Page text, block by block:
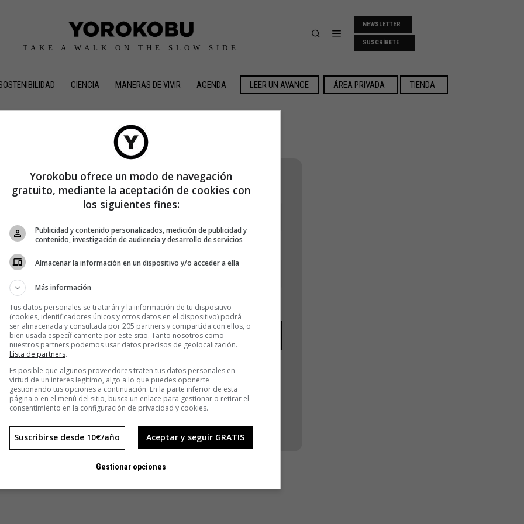
TAKE A WALK ON THE SLOW SIDE
NEWSLETTER
SUSCRÍBETE
CIENCIA MANERAS DE VIVIR AGENDA LEER UN AVANCE ÁREA PRIVADA TIENDA
Lógate en Yorokobu
de usuario o correo electrónico
ACCEDER
olvidado tu contraseña?
Yorokobu ofrece un modo de navegación
gratuito, mediante la aceptación de cookies con
los siguientes fines:
Publicidad y contenido personalizados, medición de publicidad y
contenido, investigación de audiencia y desarrollo de servicios
Almacenar la información en un dispositivo y/o acceder a ella
Más información
Tus datos personales se tratarán y la información de tu dispositivo
(cookies, identificadores únicos y otros datos en el dispositivo) podrá
ser almacenada y consultada por 205 partners y compartida con ellos, o
bien usada específicamente por este sitio. Tanto nosotros como
nuestros partners podemos usar datos precisos de geolocalización.
Lista de partners.
Es posible que algunos proveedores traten tus datos personales en
virtud de un interés legítimo, algo a lo que puedes oponerte
gestionando tus opciones a continuación. En la parte inferior de esta
página o en el menú del sitio, busca un enlace para gestionar o retirar el
consentimiento en la configuración de privacidad y cookies.
Aceptar y seguir GRATIS
Suscribirse desde 10€/año
Gestionar opciones